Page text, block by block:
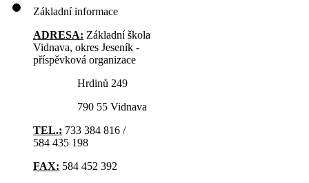
Základní informace
ADRESA: Základní škola
Vidnava, okres Jeseník -
příspěvková organizace
Hrdinů 249
790 55 Vidnava
TEL.: 733 384 816 /
584 435 198
FAX: 584 452 392